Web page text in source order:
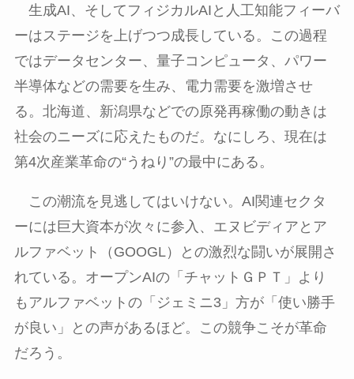
生成AI、そしてフィジカルAI と人工知能フィーバ
ーはステージを上げつつ成長している。この過程
ではデータセンター、量子コンピュータ、パワー
半導体などの需要を生み、電力需要を激増させ
る。北海道、新潟県などでの原発再稼働の動きは
社会のニーズに応えたものだ。なにしろ、現在は
第4次産業革命の“うねり”の最中にある。
この潮流を見逃してはいけない。 AI関連セクタ
ーには巨大資本が次々に参入、エヌビディアとア
ルファベット（ GOOGL）との激烈な闘いが展開さ
れている。オープンAIの「チャットＧＰＴ」より
もアルファベットの「ジェミニ3」方が「使い勝手
が良い」との声があるほど。この競争こそが革命
だろう。